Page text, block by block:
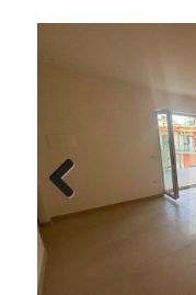
Previous